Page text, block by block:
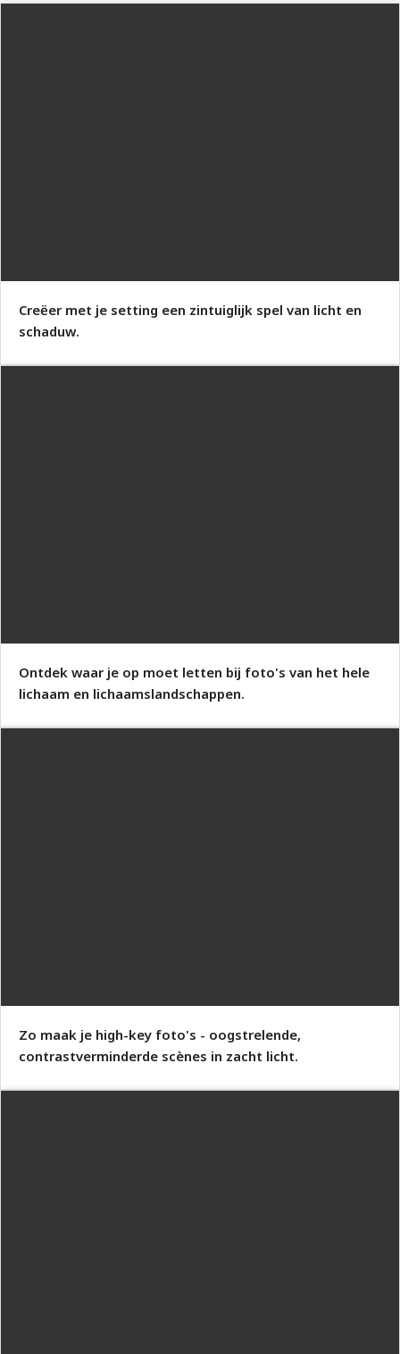
Creëer met je setting een zintuiglijk spel van licht en
schaduw.
Ontdek waar je op moet letten bij foto's van het hele
lichaam en lichaamslandschappen.
Zo maak je high-key foto's - oogstrelende,
contrastverminderde scènes in zacht licht.